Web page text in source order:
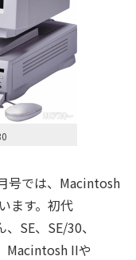
号では、Macintosh
ます。初代
SE、SE/30、
Macintosh IIや